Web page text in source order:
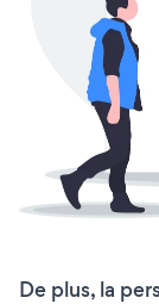
De plus, la